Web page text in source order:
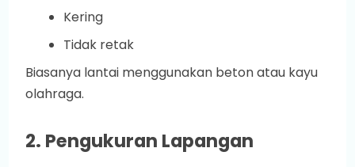
Kering
Tidak retak
Biasanya lantai menggunakan beton atau kayu
olahraga.
2. Pengukuran Lapangan